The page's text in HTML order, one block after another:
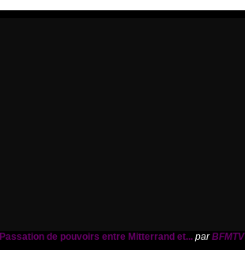
Passation de pouvoirs entre Mitterrand et... parBFMTV